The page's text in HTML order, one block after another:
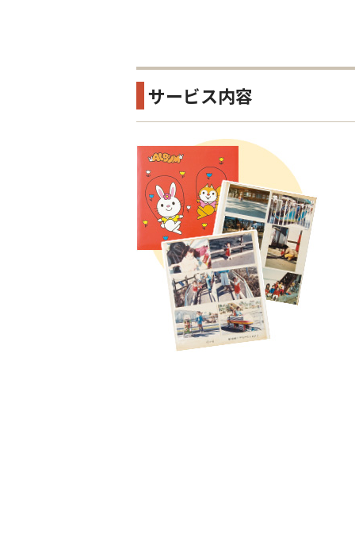
サービス内容